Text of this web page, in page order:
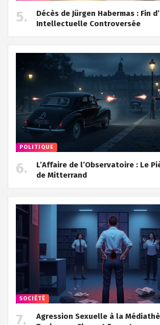
Décès de Jürgen Habermas : Fin
Intellectuelle Controversée
POLITIQUE
L’Affaire de l’Observatoire : Le
de Mitterrand
SOCIÉTÉ
Agression Sexuelle à la